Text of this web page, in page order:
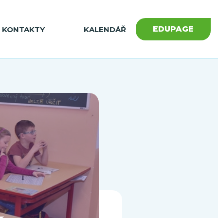
KONTAKTY KALENDÁŘ EDUPAGE